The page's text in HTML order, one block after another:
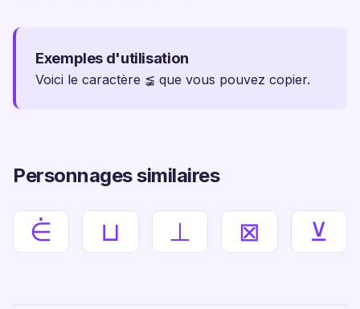
Exemples d'utilisation
Voici le caractère ≨ que vous pouvez copier.
Personnages similaires
⋵ ⊔ ⊥ ⊠ ⊻